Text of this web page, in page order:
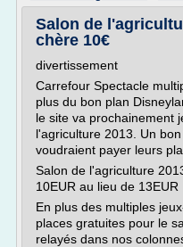
Salon de
chère 10€
divertissement
Carrefour Spectacle
plus du bon plan
le site va prochainement
l'agriculture 2013. Un
voudraient payer leurs
Salon de l'agriculture
10EUR au lieu de 13EUR
En plus des multiples
places gratuites pour le
relayés dans nos